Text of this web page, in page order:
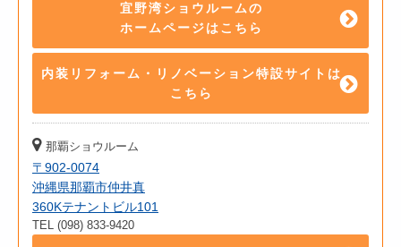
宜野湾ショウルームの
ホームページはこちら
内装リフォーム・リノベーション特設サイトは
こちら
那覇ショウルーム
〒902-0074
沖縄県那覇市仲井真
360Kテナントビル101
TEL (098) 833-9420